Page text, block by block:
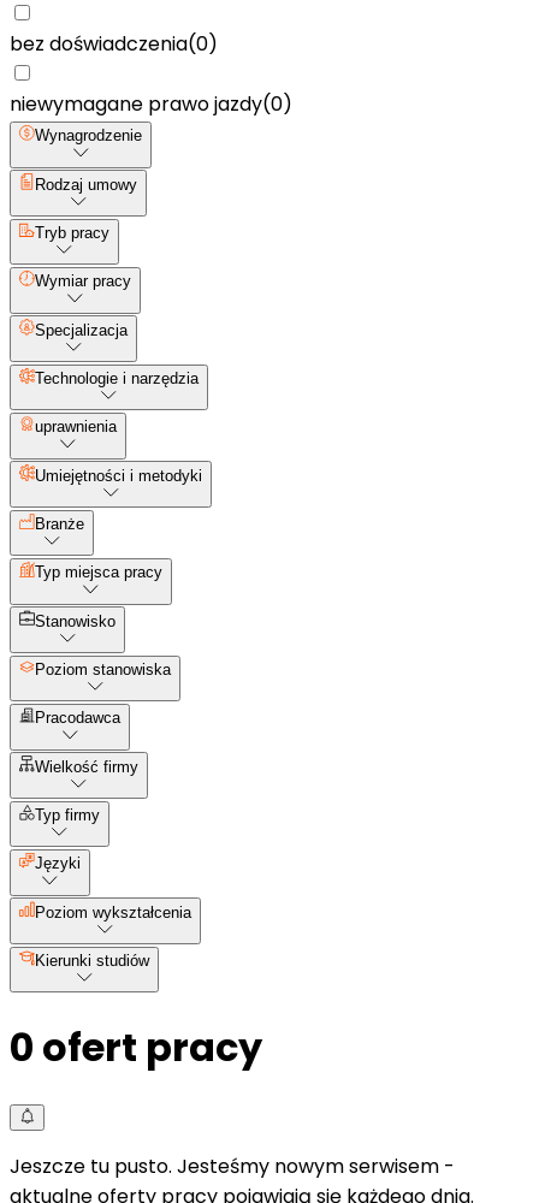
bez doświadczenia(0)
niewymagane prawo jazdy(0)
Wynagrodzenie
Rodzaj umowy
Tryb pracy
Wymiar pracy
Specjalizacja
Technologie i narzędzia
uprawnienia
Umiejętności i metodyki
Branże
Typ miejsca pracy
Stanowisko
Poziom stanowiska
Pracodawca
Wielkość firmy
Typ firmy
Języki
Poziom wykształcenia
Kierunki studiów
0 ofert pracy
Jeszcze tu pusto. Jesteśmy nowym serwisem -
aktualne oferty pracy pojawiają się każdego dnia.